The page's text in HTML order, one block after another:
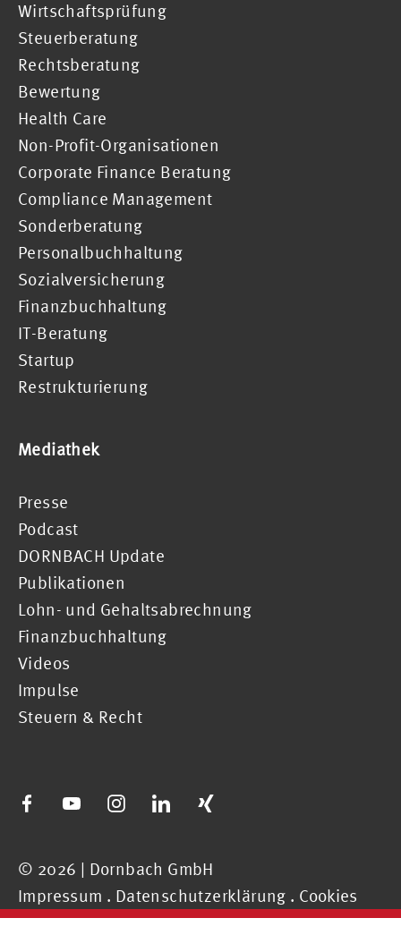
Wirtschaftsprüfung
Steuerberatung
Rechtsberatung
Bewertung
Health Care
Non-Profit-Organisationen
Corporate Finance Beratung
Compliance Management
Sonderberatung
Personalbuchhaltung
Sozialversicherung
Finanzbuchhaltung
IT-Beratung
Startup
Restrukturierung
Mediathek
Presse
Podcast
DORNBACH Update
Publikationen
Lohn- und Gehaltsabrechnung
Finanzbuchhaltung
Videos
Impulse
Steuern & Recht
© 2026 | Dornbach GmbH
Impressum . Datenschutzerklärung . Cookies